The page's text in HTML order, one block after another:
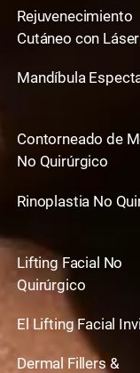
Rejuvenecimiento
Cutáneo con Láser
Mandíbula
Contorneado de
No Quirúrgico
Rinoplastia No
Lifting Facial No
Quirúrgico
El Lifting Facial
Dermal Fillers &